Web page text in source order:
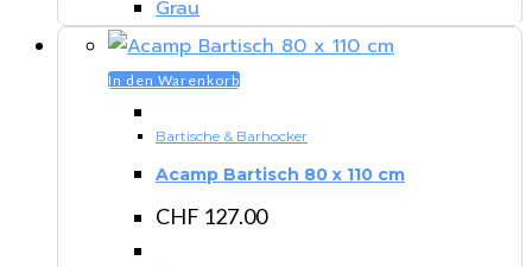
In den Warenkorb
Bartische & Barhocker
Acamp Bartisch 80 x 110 cm
CHF 127.00